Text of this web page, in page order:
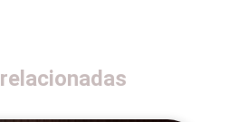
relacionadas